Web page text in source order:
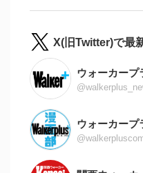
X(旧Twitter)で最
ウォーカープ
ウォーカープ